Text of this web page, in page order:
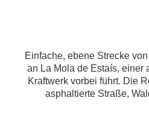
Einfache, ebene Strecke
an La Mola de Estaís, einer
Kraftwerk vorbei führt. Die
asphaltierte Straße,